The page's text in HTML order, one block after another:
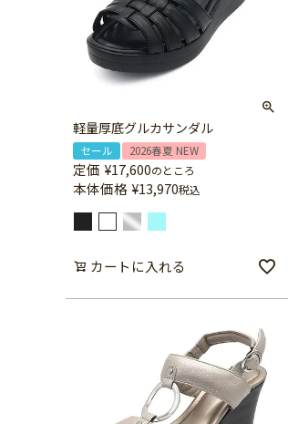
軽量厚底グルカサンダル
セール 2026春夏 NEW
定価 ¥17,600のところ
本体価格 ¥13,970税込
カートに入れる